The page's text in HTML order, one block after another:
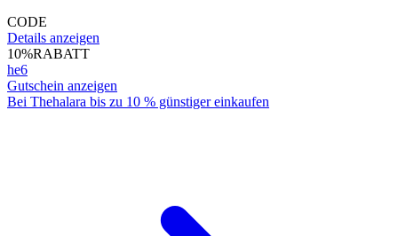
CODE
Details anzeigen
10%RABATT
he6
Gutschein anzeigen
Bei Thehalara bis zu 10 % günstiger einkaufen